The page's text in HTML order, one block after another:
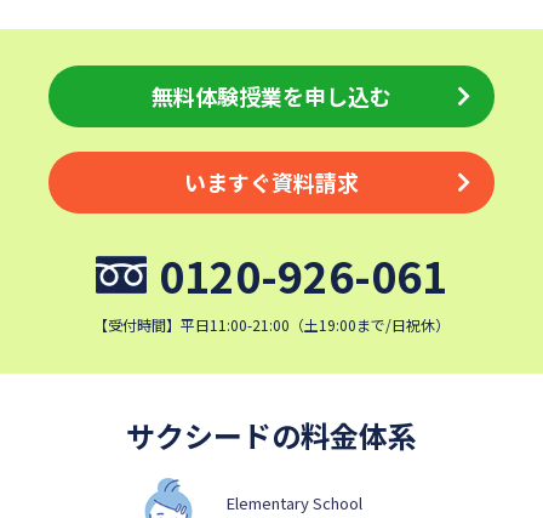
日本大学中学校
麗澤中学校
かえつ有明中学校
浦和ルーテル学院中学校
昭和学院中学校
東京女学館中学校
目黒日本大学中学校
関東学院中学校
帝塚山学院中学校
成蹊中学校
清泉女学院中学校
西武学園文理中学校
横浜国立大学教育学部附属横
実践女子学園中学校
鎌倉女学院中学校
カリタス女子中学校
成城学園中学校
無料体験授業を申し込む
いますぐ資料請求
0120-926-061
【受付時間】平日11:00-21:00（土19:00まで/日祝休）
サクシードの料金体系
Elementary School